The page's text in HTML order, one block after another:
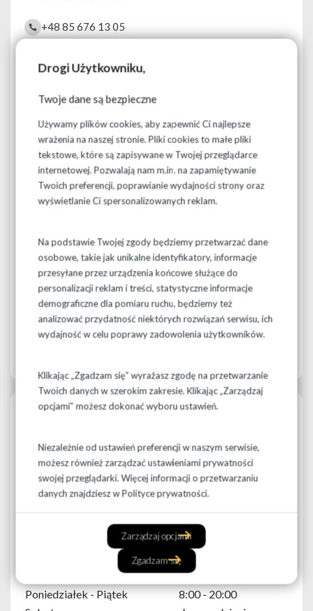
Drogi Użytkowniku,
Twoje dane są bezpieczne
Używamy plików cookies, aby zapewnić Ci najlepsze
wrażenia na naszej stronie. Pliki cookies to małe pliki
tekstowe, które są zapisywane w Twojej przeglądarce
internetowej. Pozwalają nam m.in. na zapamiętywanie
Twoich preferencji, poprawianie wydajności strony oraz
wyświetlanie Ci spersonalizowanych reklam.
Na podstawie Twojej zgody będziemy przetwarzać dane
osobowe, takie jak unikalne identyfikatory, informacje
przesyłane przez urządzenia końcowe służące do
personalizacji reklam i treści, statystyczne informacje
demograficzne dla pomiaru ruchu, będziemy też
analizować przydatność niektórych rozwiązań serwisu, ich
wydajność w celu poprawy zadowolenia użytkowników.
Klikając „Zgadzam się” wyrażasz zgodę na przetwarzanie
Twoich danych w szerokim zakresie. Klikając „Zarządzaj
opcjami” możesz dokonać wyboru ustawień.
Niezależnie od ustawień preferencji w naszym serwisie,
możesz również zarządzać ustawieniami prywatności
swojej przeglądarki. Więcej informacji o przetwarzaniu
danych znajdziesz wPolityce prywatności.
Zarządzaj opcjami
Zgadzam się
+48 85 676 13 05
rejestracja@ziemkowskaclinic.pl
Poniedziałek - Czwartek
8:00 - 20:00
Piątek
8:00 - 16:00
Sobota - Niedziela
nieczynne
Znajdź nas na mapie
Dentlandia
ul. H. Sienkiewicza 79A,
15-003 Białystok
+48 85 676 04 49
dentlandiabialystok@gmail.com
Poniedziałek - Piątek
8:00 - 20:00